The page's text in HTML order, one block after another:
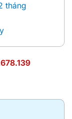
tháng